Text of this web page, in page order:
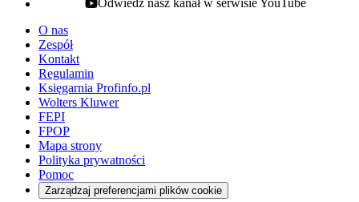
youtube - otwiera się w nowej karcie
O nas
Zespół
Kontakt
Regulamin
Księgarnia Profinfo.pl
Wolters Kluwer
FEPI
FPOP
Mapa strony
Polityka prywatności
Pomoc
Zarządzaj preferencjami plików cookie